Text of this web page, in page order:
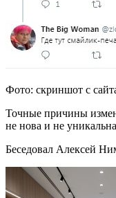
Фото: скриншот с
Точные причины
не нова и не
Беседовал Алексей